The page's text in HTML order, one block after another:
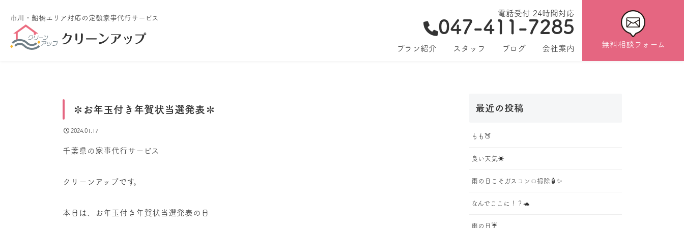
市川・船橋エリア対応 の定額家事代行サービス
電話受付 24時間対応
047-411-7285
プラン紹介 スタッフ ブログ 会社案内 無料相談フォーム
✽お年玉付き年賀状当選発表✽
2024.01.17
千葉県の家事代行サービス
クリーンアップです。
本日は、お年玉付き年賀状当選発表の日
最近の投稿
もも🍑
良い天気☀️
雨の日こそガスコンロ掃除🧴✨
なんでここに！？🐢
雨の日☔️